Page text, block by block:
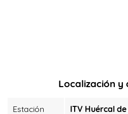
Localización y
Estación ITV Huércal